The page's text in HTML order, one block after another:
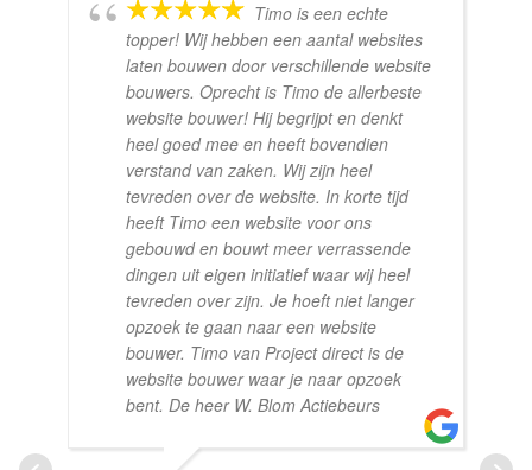
Timo is een echte
topper! Wij hebben een aantal websites
laten bouwen door verschillende website
bouwers. Oprecht is Timo de allerbeste
website bouwer! Hij begrijpt en denkt
heel goed mee en heeft bovendien
verstand van zaken. Wij zijn heel
tevreden over de website. In korte tijd
heeft Timo een website voor ons
gebouwd en bouwt meer verrassende
dingen uit eigen initiatief waar wij heel
tevreden over zijn. Je hoeft niet langer
opzoek te gaan naar een website
bouwer. Timo van Project direct is de
website bouwer waar je naar opzoek
bent. De heer W. Blom Actiebeurs